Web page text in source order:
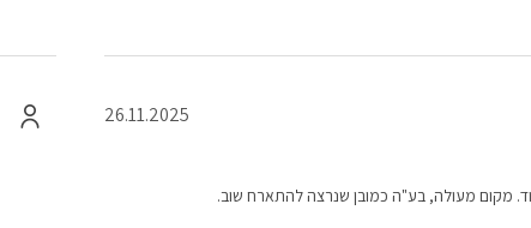
26.11.2025
מקום מעולה, בע"ה כמובן שנרצה להתארח שוב.